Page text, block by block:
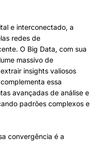
e interconectado, a
redes de
O Big Data, com sua
massivo de
insights valiosos
essa
avançadas de análise e
padrões complexos e
convergência é a